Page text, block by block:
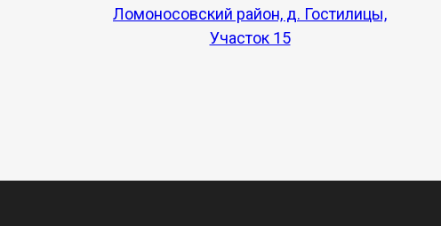
Ломоносовский район, д. Гостилицы,
Участок 15